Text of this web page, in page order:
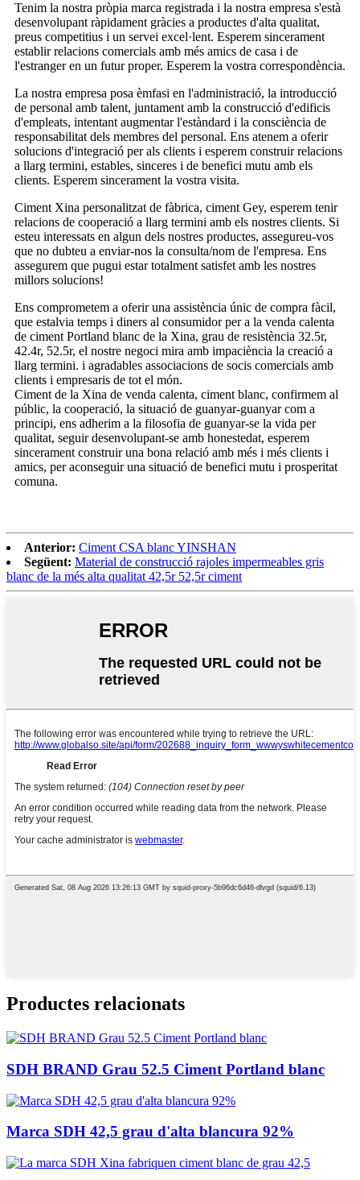
Tenim la nostra pròpia marca registrada i la nostra empresa s'està
desenvolupant ràpidament gràcies a productes d'alta qualitat,
preus competitius i un servei excel·lent. Esperem sincerament
establir relacions comercials amb més amics de casa i de
l'estranger en un futur proper. Esperem la vostra correspondència.
La nostra empresa posa èmfasi en l'administració, la introducció
de personal amb talent, juntament amb la construcció d'edificis
d'empleats, intentant augmentar l'estàndard i la consciència de
responsabilitat dels membres del personal. Ens atenem a oferir
solucions d'integració per als clients i esperem construir relacions
a llarg termini, estables, sinceres i de benefici mutu amb els
clients. Esperem sincerament la vostra visita.
Ciment Xina personalitzat de fàbrica, ciment Gey, esperem tenir
relacions de cooperació a llarg termini amb els nostres clients. Si
esteu interessats en algun dels nostres productes, assegureu-vos
que no dubteu a enviar-nos la consulta/nom de l'empresa. Ens
assegurem que pugui estar totalment satisfet amb les nostres
millors solucions!
Ens comprometem a oferir una assistència únic de compra fàcil,
que estalvia temps i diners al consumidor per a la venda calenta
de ciment Portland blanc de la Xina, grau de resistència 32.5r,
42.4r, 52.5r, el nostre negoci mira amb impaciència la creació a
llarg termini. i agradables associacions de socis comercials amb
clients i empresaris de tot el món.
Ciment de la Xina de venda calenta, ciment blanc, confirmem al
públic, la cooperació, la situació de guanyar-guanyar com a
principi, ens adherim a la filosofia de guanyar-se la vida per
qualitat, seguir desenvolupant-se amb honestedat, esperem
sincerament construir una bona relació amb més i més clients i
amics, per aconseguir una situació de benefici mutu i prosperitat
comuna.
Anterior: Ciment CSA blanc YINSHAN
Següent: Material de construcció rajoles impermeables gris
blanc de la més alta qualitat 42,5r 52,5r ciment
Productes relacionats
SDH BRAND Grau 52.5 Ciment Portland blanc
Marca SDH 42,5 grau d'alta blancura 92%